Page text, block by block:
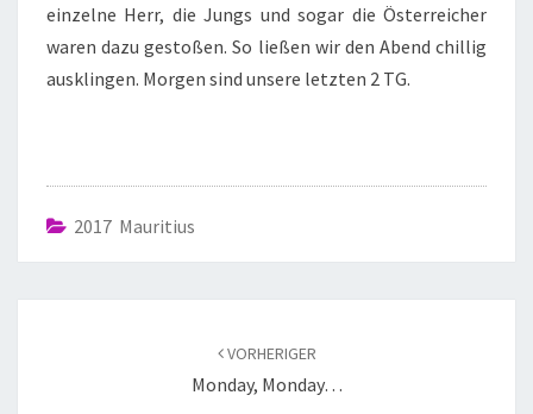
einzelne Herr, die Jungs und sogar die Österreicher
waren dazu gestoßen. So ließen wir den Abend chillig
ausklingen. Morgen sind unsere letzten 2 TG.
2017 Mauritius
VORHERIGER
Monday, Monday…